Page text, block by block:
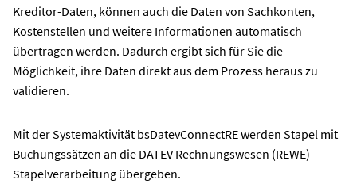
Kreditor-Daten, können auch die Daten von Sachkonten,
Kostenstellen und weitere Informationen automatisch
übertragen werden. Dadurch ergibt sich für Sie die
Möglichkeit, ihre Daten direkt aus dem Prozess heraus zu
validieren.
Mit der Systemaktivität bsDatevConnectRE werden Stapel mit
Buchungssätzen an die DATEV Rechnungswesen (REWE)
Stapelverarbeitung übergeben.